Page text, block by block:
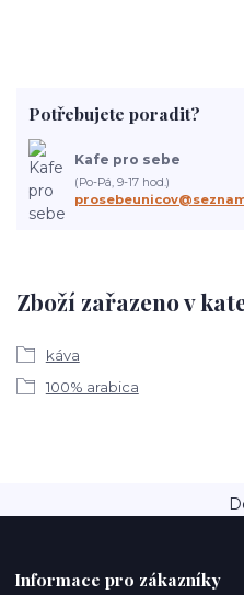
Zboží zařazeno v
káva
100% arabica
Potřebujete poradit?
Kafe pro sebe
(Po-Pá, 9-17 hod.)
Doprava a
Informace pro zákazníky